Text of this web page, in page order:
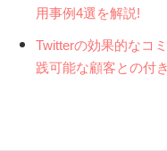
用事例4選を解説!
Twitterの効果的なコ
践可能な顧客との付